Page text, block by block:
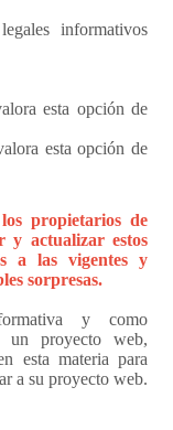
informativos
esta opción de
esta opción de
los propietarios de
y actualizar estos
a las vigentes y
sorpresas.
y como
un proyecto web,
esta materia para
a su proyecto web.